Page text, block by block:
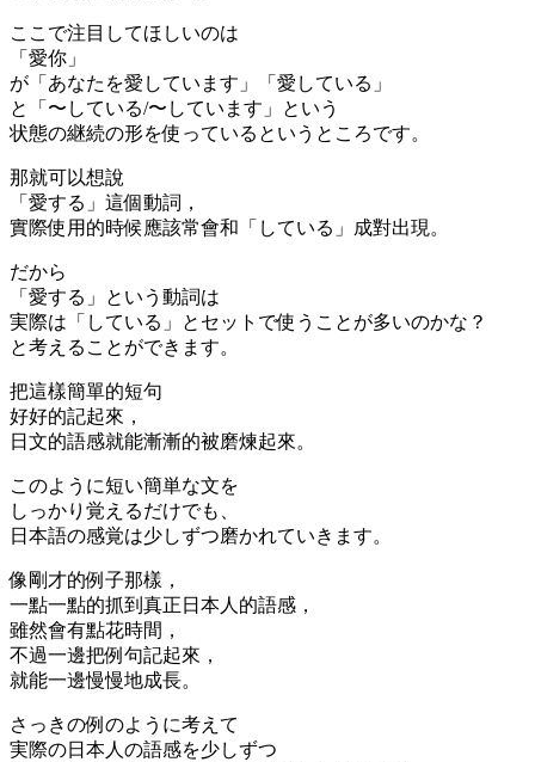
ここで注目してほしいのは
「愛你」
が「あなたを愛しています」「愛している」
と「〜している/〜しています」という
状態の継続の形を使っているというところです。
那就可以想說
「愛する」這個動詞，
實際使用的時候應該常會和「している」成對出現。
だから
「愛する」という動詞は
実際は「している」とセットで使うことが多いのかな？
と考えることができます。
把這樣簡單的短句
好好的記起來，
日文的語感就能漸漸的被磨煉起來。
このように短い簡単な文を
しっかり覚えるだけでも、
日本語の感覚は少しずつ磨かれていきます。
像剛才的例子那樣，
一點一點的抓到真正日本人的語感，
雖然會有點花時間，
不過一邊把例句記起來，
就能一邊慢慢地成長。
さっきの例のように考えて
実際の日本人の語感を少しずつ